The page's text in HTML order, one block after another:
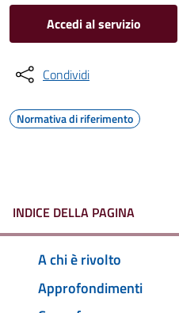
Accedi al servizio
Condividi
Normativa di riferimento
INDICE DELLA PAGINA
A chi è rivolto
Approfondimenti